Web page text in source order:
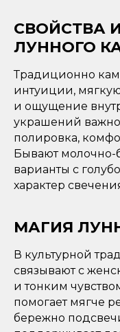
СВОЙСТВА
ЛУННОГО
Традиционно
интуиции,
и ощущение
украшений важно
полировка,
Бывают молочно-
варианты с
характер
МАГИЯ
В культурной
связывают с
и тонким
помогает мягче
бережно